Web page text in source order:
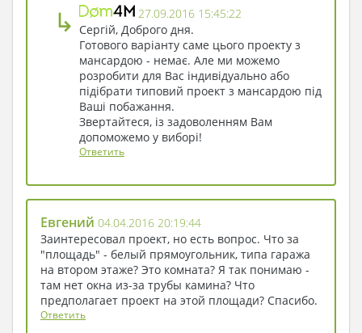
↳
27.09.2016 15:45:22
Сергій, Доброго дня.
Готового варіанту саме цього проекту з
мансардою - немає. Але ми можемо
розробити для Вас індивідуально або
підібрати типовий проект з мансардою під
Ваші побажання.
Звертайтеся, із задоволенням Вам
допоможемо у виборі!
Ответить
Евгений 04.04.2016 20:19:44
Заинтересовал проект, но есть вопрос. Что за
"площадь" - белый прямоугольник, типа гаража
на втором этаже? Это комната? Я так понимаю -
там нет окна из-за трубы камина? Что
предполагает проект на этой площади? Спасибо.
Ответить